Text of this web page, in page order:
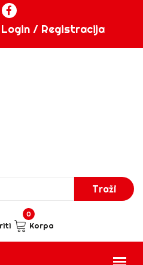
Login / Registracija
0
Korpa